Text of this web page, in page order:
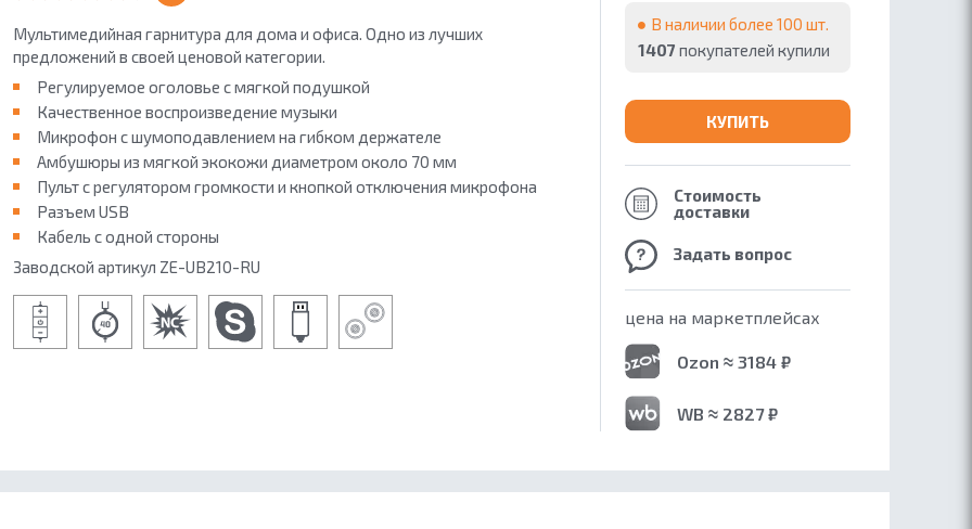
ОБ ACCUTONE
КОНТАКТЫ
ГДЕ КУПИТЬ
БЛОГ
Мультимедийная гарнитура для дома и офиса. Одно из лучших
предложений в своей ценовой категории.
Регулируемое оголовье с мягкой подушкой
Качественное воспроизведение музыки
Микрофон с шумоподавлением на гибком держателе
Амбушюры из мягкой экокожи диаметром около 70 мм
Пульт с регулятором громкости и кнопкой отключения микрофона
Разъем USB
Кабель с одной стороны
Заводской артикул ZE-UB210-RU
В наличии более 100 шт.
1407 покупателей купили
КУПИТЬ
Стоимость
доставки
Задать вопрос
цена на маркетплейсах
Ozon ≈ 3184 ₽
WB ≈ 2827 ₽